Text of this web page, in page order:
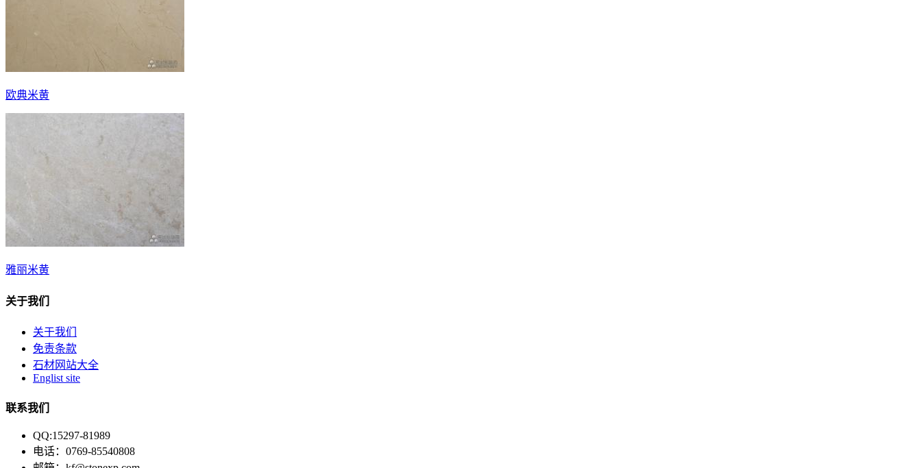
欧典米黄
雅丽米黄
关于我们
关于我们
免责条款
石材网站大全
Englist site
联系我们
QQ:15297-81989
电话：0769-85540808